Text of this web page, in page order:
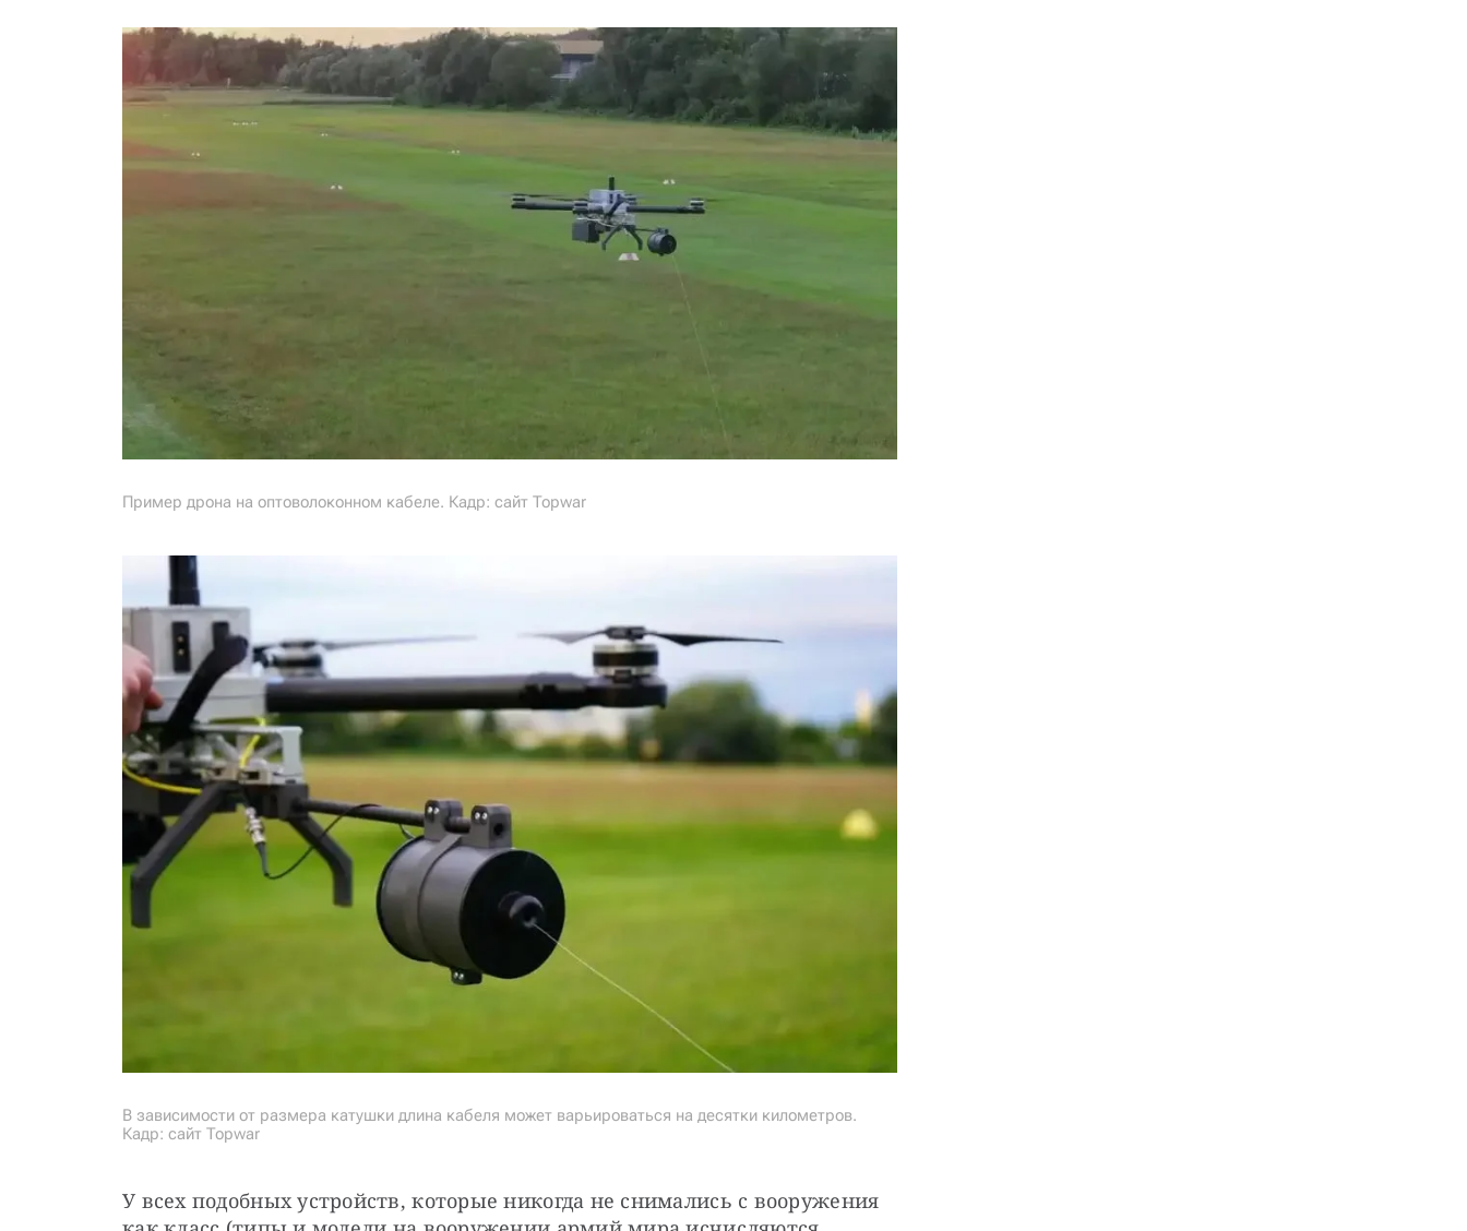
Пример дрона на оптоволоконном кабеле. Кадр: сайт Topwar
В зависимости от размера катушки длина кабеля может варьироваться на десятки километров.
Кадр: сайт Topwar
У всех подобных устройств, которые никогда не снимались с вооружения